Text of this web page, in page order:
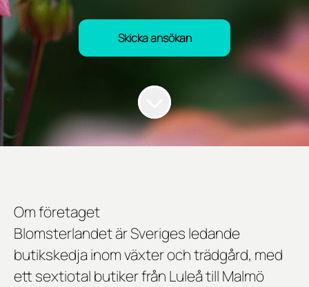
Skicka ansökan
Om företaget
Blomsterlandet är Sveriges ledande
butikskedja inom växter och trädgård, med
ett sextiotal butiker från Luleå till Malmö